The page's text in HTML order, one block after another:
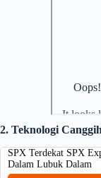
2. Teknologi Canggih
SPX Terdekat SPX
Dalam Lubuk Dalam